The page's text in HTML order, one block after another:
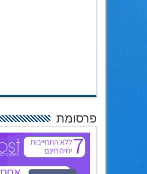
פרסומת